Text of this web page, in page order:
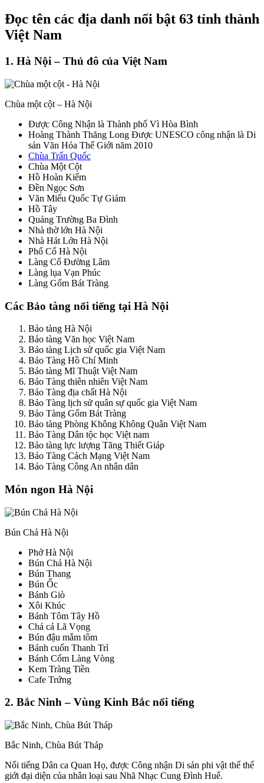
Đọc tên các địa danh nổi bật 63 tỉnh thành
Việt Nam
1. Hà Nội – Thủ đô của Việt Nam
Chùa một cột – Hà Nội
Được Công Nhận là Thành phố Vì Hòa Bình
Hoàng Thành Thăng Long Được UNESCO công nhận là Di
sản Văn Hóa Thế Giới năm 2010
Chùa Trấn Quốc
Chùa Một Cột
Hồ Hoàn Kiếm
Đền Ngọc Sơn
Văn Miếu Quốc Tự Giám
Hồ Tây
Quảng Trường Ba Đình
Nhà thờ lớn Hà Nội
Nhà Hát Lớn Hà Nội
Phố Cổ Hà Nội
Làng Cổ Đường Lâm
Làng lụa Vạn Phúc
Làng Gốm Bát Tràng
Các Bảo tàng nổi tiếng tại Hà Nội
Bảo tàng Hà Nội
Bảo tàng Văn học Việt Nam
Bảo tàng Lịch sử quốc gia Việt Nam
Bảo Tàng Hồ Chí Minh
Bảo tàng Mĩ Thuật Việt Nam
Bảo Tàng thiên nhiên Việt Nam
Bảo Tàng địa chất Hà Nội
Bảo Tàng lịch sử quân sự quốc gia Việt Nam
Bảo Tàng Gốm Bát Tràng
Bảo tàng Phòng Không Không Quân Việt Nam
Bảo Tàng Dân tộc học Việt nam
Bảo tàng lực lượng Tăng Thiết Giáp
Bảo Tàng Cách Mạng Việt Nam
Bảo Tàng Công An nhân dân
Món ngon Hà Nội
Bún Chả Hà Nội
Phở Hà Nội
Bún Chả Hà Nội
Bún Thang
Bún Ốc
Bánh Giò
Xôi Khúc
Bánh Tôm Tây Hồ
Chả cá Lã Vọng
Bún đậu mắm tôm
Bánh cuốn Thanh Trì
Bánh Cốm Làng Vòng
Kem Tràng Tiền
Cafe Trứng
2. Bắc Ninh – Vùng Kinh Bắc nổi tiếng
Bắc Ninh, Chùa Bút Tháp
Nổi tiếng Dân ca Quan Họ, được Công nhận Di sản phi vật thể thế
giới đại diện của nhân loại sau Nhã Nhạc Cung Đình Huế.